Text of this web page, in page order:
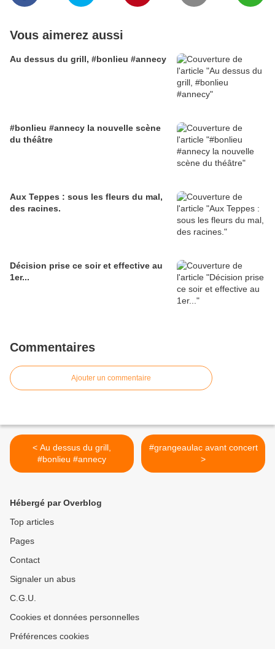
Vous aimerez aussi
Au dessus du grill, #bonlieu #annecy
#bonlieu #annecy la nouvelle scène
du théâtre
Aux Teppes : sous les fleurs du mal,
des racines.
Décision prise ce soir et effective au
1er...
Commentaires
Ajouter un commentaire
< Au dessus du grill,
#bonlieu #annecy
#grangeaulac avant concert
>
Hébergé par Overblog
Top articles
Pages
Contact
Signaler un abus
C.G.U.
Cookies et données personnelles
Préférences cookies